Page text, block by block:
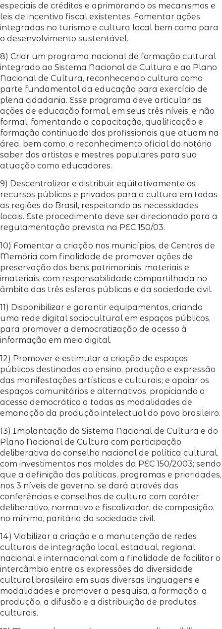
especiais de créditos e aprimorando os mecanismos e
leis de incentivo fiscal existentes. Fomentar ações
integradas no turismo e cultura local bem como para
o desenvolvimento sustentável.
8) Criar um programa nacional de formação cultural
integrado ao Sistema Nacional de Cultura e ao Plano
Nacional de Cultura, reconhecendo cultura como
parte fundamental da educação para exercício de
plena cidadania. Esse programa deve articular as
ações de educação formal, em seus três níveis, e não
formal, fomentando a capacitação, qualificação e
formação continuada dos profissionais que atuam na
área, bem como, o reconhecimento oficial do notório
saber dos artistas e mestres populares para sua
atuação como educadores.
9) Descentralizar e distribuir eqüitativamente os
recursos públicos e privados para a cultura em todas
as regiões do Brasil, respeitando as necessidades
locais. Este procedimento deve ser direcionado para a
regulamentação prevista na PEC 150/03.
10) Fomentar a criação nos municípios, de Centros de
Memória com finalidade de promover ações de
preservação dos bens patrimoniais, materiais e
imateriais, com responsabilidade compartilhada no
âmbito das três esferas públicas e da sociedade civil.
11) Disponibilizar e garantir equipamentos, criando
uma rede digital sociocultural em espaços públicos,
para promover a democratização de acesso à
informação em meio digital.
12) Promover e estimular a criação de espaços
públicos destinados ao ensino, produção e expressão
das manifestações artísticas e culturais; e apoiar os
espaços comunitários e alternativos, propiciando o
acesso democrático a todas as modalidades de
emanação da produção intelectual do povo brasileiro.
13) Implantação do Sistema Nacional de Cultura e do
Plano Nacional de Cultura com participação
deliberativa do conselho nacional de política cultural,
com investimentos nos moldes da PEC 150/2003; sendo
que a definição das políticas, programas e prioridades,
nos 3 níveis de governo, se dará através das
conferências e conselhos de cultura com caráter
deliberativo, normativo e fiscalizador, de composição,
no mínimo, paritária da sociedade civil.
14) Viabilizar a criação e a manutenção de redes
culturais de integração local, estadual, regional,
nacional e internacional com a finalidade de facilitar o
intercâmbio entre as expressões da diversidade
cultural brasileira em suas diversas linguagens e
modalidades e promover a pesquisa, a formação, a
produção, a difusão e a distribuição de produtos
culturais.